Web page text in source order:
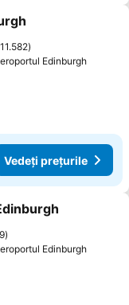
favorite
11.582
Edinburgh
Vedeți prețurile
favorite
Edinburgh